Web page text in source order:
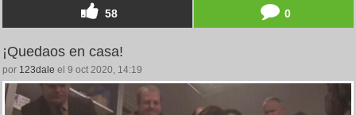
58 0
¡Quedaos en casa!
por 123dale el 9 oct 2020, 14:19